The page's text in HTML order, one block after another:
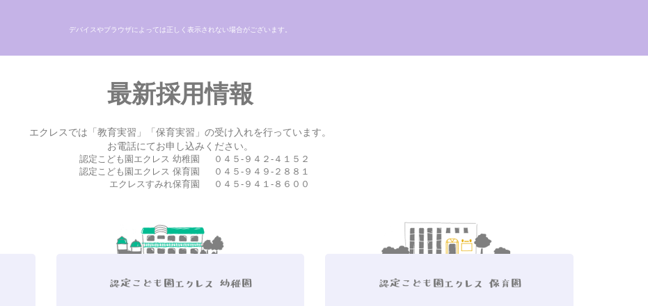
デバイスやブラウザによっては正しく表示されない場合がございます。
最新採用情報
エクレスでは「教育実習」「保育実習」の受け入れを行っています。
お電話にてお申し込みください。
認定こども園エクレス 幼稚園
０４５-９４２-４１５２
認定こども園エクレス 保育園
０４５-９４９-２８８１
エクレスすみれ保育園
０４５-９４１-８６００